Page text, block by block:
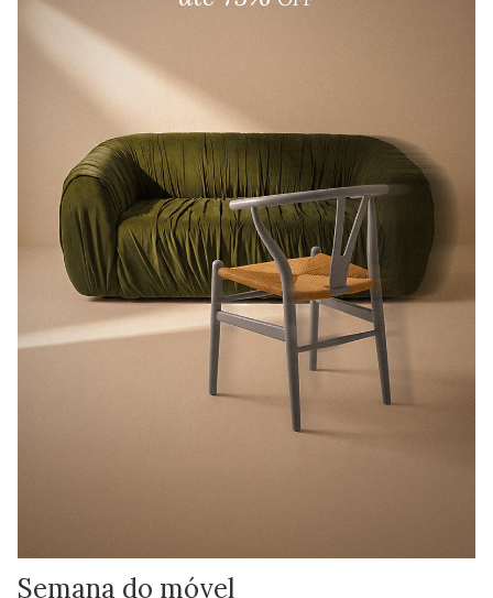
Semana do móvel